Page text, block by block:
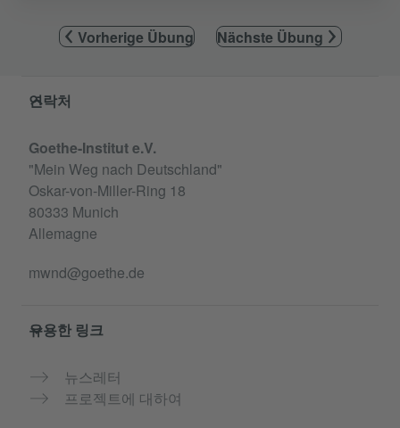
Vorherige Übung Nächste Übung
Service- und Informationsbereich
연락처
Goethe-Institut e.V.
"Mein Weg nach Deutschland"
Oskar-von-Miller-Ring 18
80333 Munich
Allemagne
mwnd@goethe.de
유용한 링크
뉴스레터
프로젝트에 대하여